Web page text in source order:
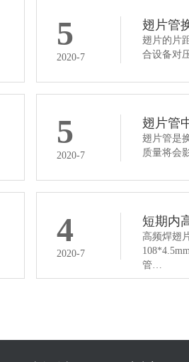
5
2020-7
翅片管
翅片的片
合设备对
5
2020-7
翅片管
翅片管是
质量将会
4
2020-7
短期内
高频焊翅
管…